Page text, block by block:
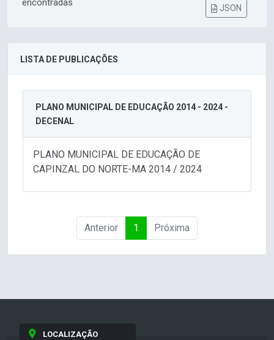
encontradas
JSON
LISTA DE PUBLICAÇÕES
PLANO MUNICIPAL DE EDUCAÇÃO 2014 - 2024 -
DECENAL
PLANO MUNICIPAL DE EDUCAÇÃO DE
CAPINZAL DO NORTE-MA 2014 / 2024
Anterior 1 Próxima
LOCALIZAÇÃO